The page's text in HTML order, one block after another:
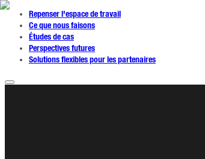
Repenser l'espace de travail
Ce que nous faisons
Études de cas
Perspectives futures
Solutions flexibles pour les partenaires